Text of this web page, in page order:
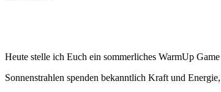
Heute stelle ich Euch ein sommerliches WarmUp
Sonnenstrahlen spenden bekanntlich Kraft und